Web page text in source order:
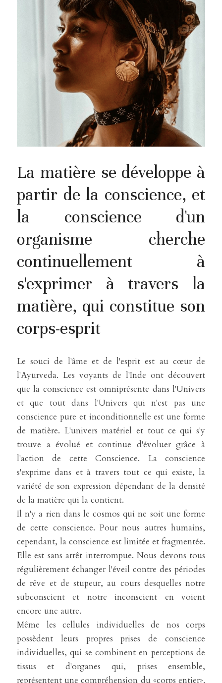
La matière se développe à
partir de la conscience, et
la conscience d'un
organisme cherche
continuellement à
s'exprimer à travers la
matière, qui constitue son
corps-esprit
Le souci de l'âme et de l'esprit est au cœur de
l'Ayurveda. Les voyants de l'Inde ont découvert
que la conscience est omniprésente dans l'Univers
et que tout dans l'Univers qui n'est pas une
conscience pure et inconditionnelle est une forme
de matière. L'univers matériel et tout ce qui s'y
trouve a évolué et continue d'évoluer grâce à
l'action de cette Conscience. La conscience
s'exprime dans et à travers tout ce qui existe, la
variété de son expression dépendant de la densité
de la matière qui la contient.
Il n'y a rien dans le cosmos qui ne soit une forme
de cette conscience. Pour nous autres humains,
cependant, la conscience est limitée et fragmentée.
Elle est sans arrêt interrompue. Nous devons tous
régulièrement échanger l'éveil contre des périodes
de rêve et de stupeur, au cours desquelles notre
subconscient et notre inconscient en voient
encore une autre.
Même les cellules individuelles de nos corps
possèdent leurs propres prises de conscience
individuelles, qui se combinent en perceptions de
tissus et d'organes qui, prises ensemble,
représentent une compréhension du «corps entier».